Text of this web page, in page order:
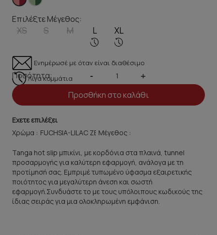
Επιλέξτε Μέγεθος:
XS S M L XL
Ενημέρωσέ με όταν είναι διαθέσιμο
Λίγα κομμάτια
Ποσότητα: - +
Προσθήκη στο καλάθι
Εχετε επιλέξει
Χρώμα :
Μέγεθος :
Tanga hot slip μπικίνι, με κορδόνια στα πλαινά, tunnel
προσαρμογής για καλύτερη εφαρμογή, ανάλογα με τη
προτίμησή σας. Εμπριμέ τυπωμένο ύφασμα εξαιρετικής
ποιότητος για μεγαλύτερη άνεση και σωστή
εφαρμογή.Συνδυάστε το με τους υπόλοιπους κωδικούς της
ίδιας σειράς για μια ολοκληρωμένη εμφάνιση.